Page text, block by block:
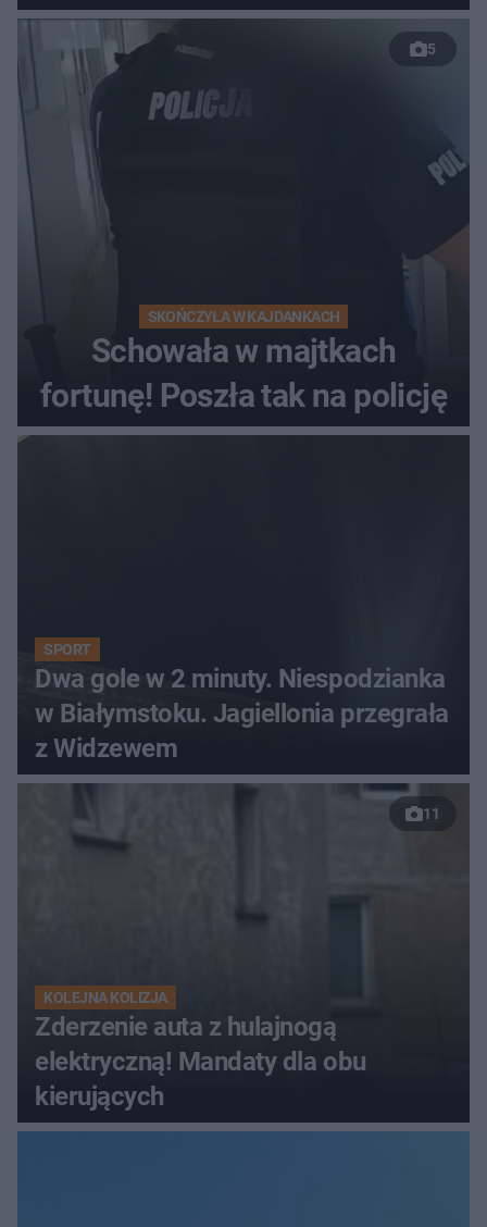
nieudanym manewrze
wyprzedzania zginął
kierowca auta
5
SKOŃCZYŁA W KAJDANKACH
Schowała w majtkach
fortunę! Poszła tak na policję
SPORT
Dwa gole w 2 minuty. Niespodzianka
w Białymstoku. Jagiellonia przegrała
z Widzewem
11
KOLEJNA KOLIZJA
Zderzenie auta z hulajnogą
elektryczną! Mandaty dla obu
kierujących